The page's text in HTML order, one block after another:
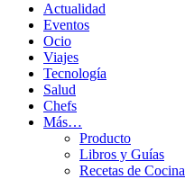
Actualidad
Eventos
Ocio
Viajes
Tecnología
Salud
Chefs
Más…
Producto
Libros y Guías
Recetas de Cocina